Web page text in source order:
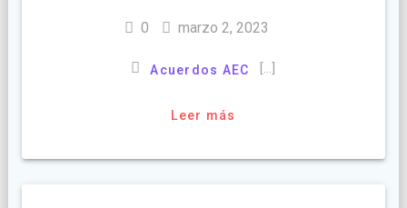
0 marzo 2, 2023
Acuerdos AEC […]
Leer más